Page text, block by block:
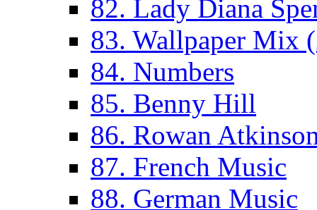
82. Lady Diana
83. Wallpaper Mix
84. Numbers
85. Benny Hill
86. Rowan
87. French Music
88. German Music